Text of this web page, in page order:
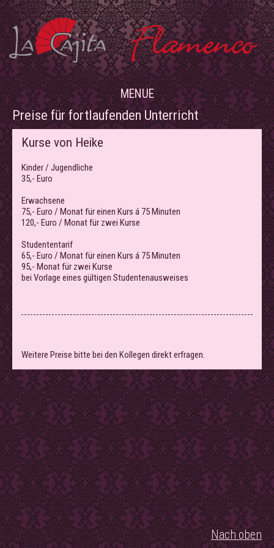
MENUE
Preise für fortlaufenden Unterricht
Kurse von Heike
Kinder / Jugendliche
35,- Euro
Erwachsene
75,- Euro / Monat für einen Kurs á 75 Minuten
120,- Euro / Monat für zwei Kurse
Studententarif
65,- Euro / Monat für einen Kurs á 75 Minuten
95,- Monat für zwei Kurse
bei Vorlage eines gültigen Studentenausweises
Weitere Preise bitte bei den Kollegen direkt erfragen.
Nach oben